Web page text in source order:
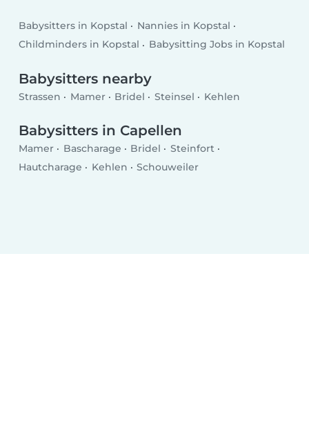
Babysitters in Kopstal
Nannies in Kopstal
Childminders in Kopstal
Babysitting Jobs in Kopstal
Babysitters nearby
Strassen Mamer Bridel Steinsel Kehlen
Babysitters in Capellen
Mamer Bascharage Bridel
Steinfort
Hautcharage
Kehlen Schouweiler